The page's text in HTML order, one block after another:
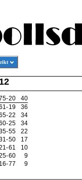
-20
40
-19
36
-22
34
-25
34
-55
22
-50
17
-61
10
-60
9
16-77
9